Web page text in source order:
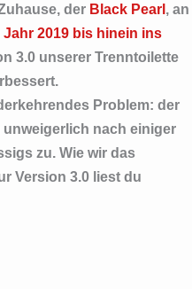
der Black Pearl , an
2019 bis hinein ins
3.0 unserer Trenntoilette
Problem: der
nach einiger
zu. Wie wir das
Version 3.0 liest du